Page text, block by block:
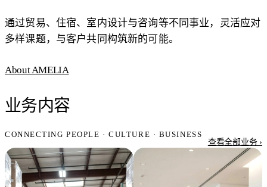
通过贸易、住宿、室内设计与咨询等不同事业，灵活应对
多样课题，与客户共同构筑新的可能。
About AMELIA
业务内容
CONNECTING PEOPLE · CULTURE · BUSINESS
查看全部业务 ›